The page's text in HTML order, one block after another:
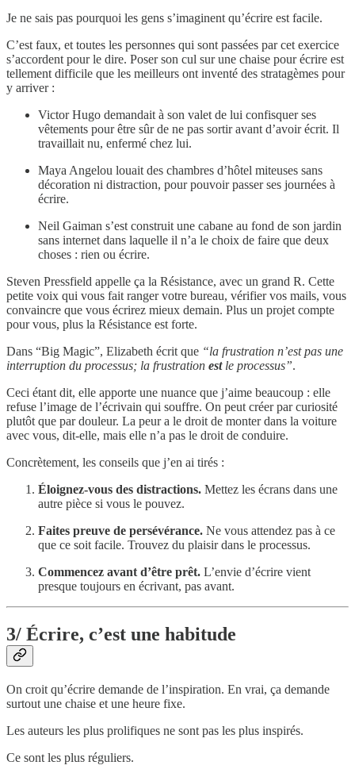
Je ne sais pas pourquoi les gens s’imaginent qu’écrire est facile.
C’est faux, et toutes les personnes qui sont passées par cet exercice
s’accordent pour le dire. Poser son cul sur une chaise pour écrire est
tellement difficile que les meilleurs ont inventé des stratagèmes pour
y arriver :
Victor Hugo demandait à son valet de lui confisquer ses
vêtements pour être sûr de ne pas sortir avant d’avoir écrit. Il
travaillait nu, enfermé chez lui.
Maya Angelou louait des chambres d’hôtel miteuses sans
décoration ni distraction, pour pouvoir passer ses journées à
écrire.
Neil Gaiman s’est construit une cabane au fond de son jardin
sans internet dans laquelle il n’a le choix de faire que deux
choses : rien ou écrire.
Steven Pressfield appelle ça la Résistance, avec un grand R. Cette
petite voix qui vous fait ranger votre bureau, vérifier vos mails, vous
convaincre que vous écrirez mieux demain. Plus un projet compte
pour vous, plus la Résistance est forte.
Dans “Big Magic”, Elizabeth écrit que “la frustration n’est pas une
interruption du processus; la frustration estle processus”.
Ceci étant dit, elle apporte une nuance que j’aime beaucoup : elle
refuse l’image de l’écrivain qui souffre. On peut créer par curiosité
plutôt que par douleur. La peur a le droit de monter dans la voiture
avec vous, dit-elle, mais elle n’a pas le droit de conduire.
Concrètement, les conseils que j’en ai tirés :
Éloignez-vous des distractions. Mettez les écrans dans une
autre pièce si vous le pouvez.
Faites preuve de persévérance. Ne vous attendez pas à ce
que ce soit facile. Trouvez du plaisir dans le processus.
Commencez avant d’être prêt. L’envie d’écrire vient
presque toujours en écrivant, pas avant.
3/ Écrire, c’est une habitude
On croit qu’écrire demande de l’inspiration. En vrai, ça demande
surtout une chaise et une heure fixe.
Les auteurs les plus prolifiques ne sont pas les plus inspirés.
Ce sont les plus réguliers.